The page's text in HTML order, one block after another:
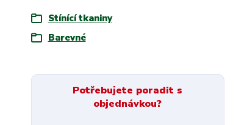
Stínící tkaniny
Barevné
Potřebujete poradit s
objednávkou?